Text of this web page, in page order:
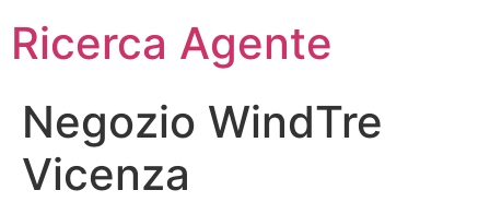
Ricerca Agente
Negozio WindTre
Vicenza